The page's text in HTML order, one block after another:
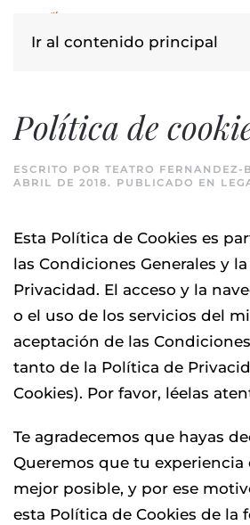
Ir al contenido principal
Política de
ESCRITO POR TEATRO FERNANDEZ-
ABRIL DE 2018. PUBLICADO EN
Esta Política de Cookies es
las Condiciones Generales y
Privacidad. El acceso y la
o el uso de los servicios del
aceptación de las
tanto de la Política de
Cookies). Por favor, léelas
Te agradecemos que hayas
Queremos que tu experiencia
mejor posible, y por ese
esta Política de Cookies de la